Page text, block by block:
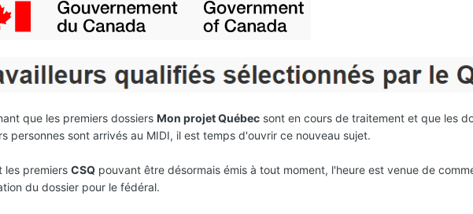
que les premiers dossiers Mon projet Québec sont en cours de traitement et que les
personnes sont arrivés au MIDI, il est temps d'ouvrir ce nouveau sujet.
les premiers CSQ pouvant être désormais émis à tout moment, l'heure est venue de
du dossier pour le fédéral.